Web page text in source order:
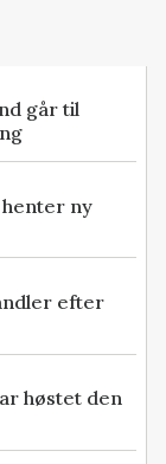
går til
henter ny
efter
høstet den